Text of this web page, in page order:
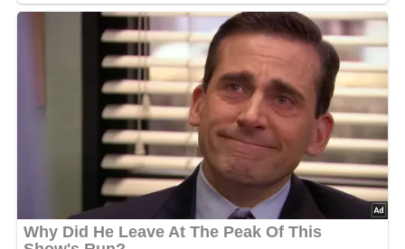
Die Eier zusammen mit Milch, Salz, Mehl und Zucker
kräftig verquirlen. Die Beeren untermischen und die
Eiermasse in einer gut gefetteten Pfanne stocken lassen
oder ebenso wie Rührei in reichlich zerlassener Margarine
groß flockig braten.
Zu gebackenen Grießschnitten oder einem mit brauner
Butter beträufelten Grießbrei auftragen.
– Die Johannisbeeren lassen sich durch nahezu jede
andere Obstsorte ersetzen.